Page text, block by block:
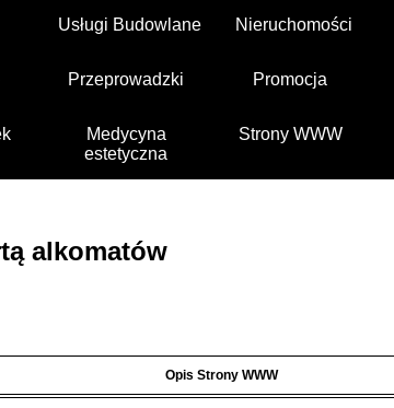
Usługi Budowlane Nieruchomości
Przeprowadzki Promocja
Medycyna
estetyczna
Strony WWW
alkomatów
Opis Strony WWW